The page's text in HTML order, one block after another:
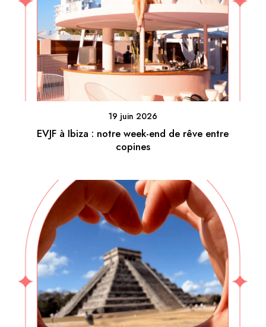
19 juin 2026
EVJF à Ibiza : notre week-end de rêve entre
copines